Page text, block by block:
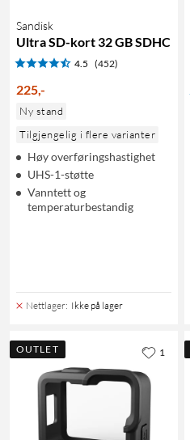
Sandisk
Ultra SD-kort 32 GB SDHC
4.5 (452)
225,-
Ny stand
Tilgjengelig i flere varianter
Høy overføringshastighet
UHS-1-støtte
Vanntett og
temperaturbestandig
Nettlager: Ikke på lager
OUTLET 1